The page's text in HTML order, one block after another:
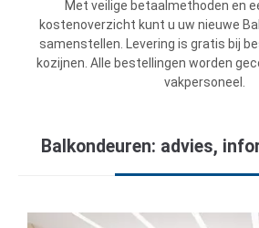
Met veilige betaalmethoden en
kostenoverzicht kunt u uw nieuwe
samenstellen. Levering is gratis bij
kozijnen. Alle bestellingen worden
vakpersoneel.
Balkondeuren: advies,